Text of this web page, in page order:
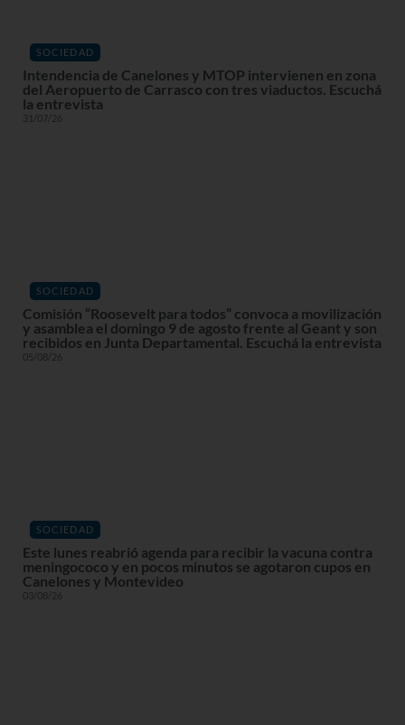
SOCIEDAD
Intendencia de Canelones y MTOP intervienen en zona
del Aeropuerto de Carrasco con tres viaductos. Escuchá
la entrevista
31/07/26
SOCIEDAD
Comisión “Roosevelt para todos” convoca a movilización
y asamblea el domingo 9 de agosto frente al Geant y son
recibidos en Junta Departamental. Escuchá la entrevista
05/08/26
SOCIEDAD
Este lunes reabrió agenda para recibir la vacuna contra
meningococo y en pocos minutos se agotaron cupos en
Canelones y Montevideo
03/08/26